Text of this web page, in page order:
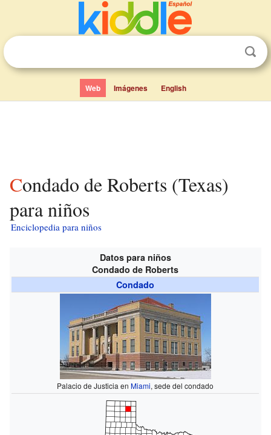
Web Imágenes English
Condado de Roberts (Texas)
para niños
Enciclopedia para niños
Datos para niños
Condado de Roberts
Condado
Palacio de Justicia enMiami, sede del condado